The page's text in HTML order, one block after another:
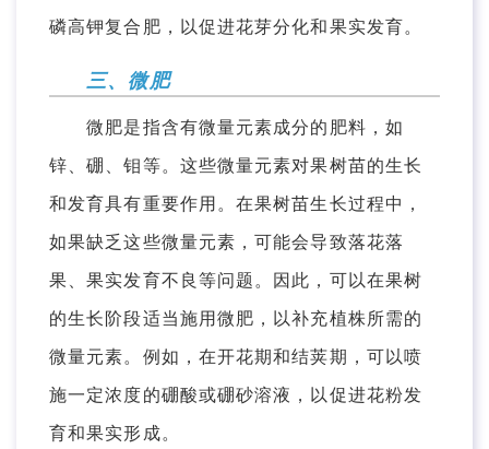
磷高钾复合肥，以促进花芽分化和果实发育。
三、微肥
微肥是指含有微量元素成分的肥料，如
锌、硼、钼等。这些微量元素对果树苗的生长
和发育具有重要作用。在果树苗生长过程中，
如果缺乏这些微量元素，可能会导致落花落
果、果实发育不良等问题。因此，可以在果树
的生长阶段适当施用微肥，以补充植株所需的
微量元素。例如，在开花期和结荚期，可以喷
施一定浓度的硼酸或硼砂溶液，以促进花粉发
育和果实形成。